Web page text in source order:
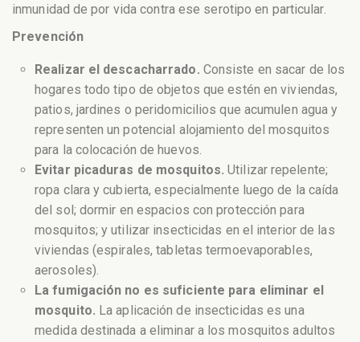
inmunidad de por vida contra ese serotipo en particular.
Prevención
Realizar el descacharrado. Consiste en sacar de los
hogares todo tipo de objetos que estén en viviendas,
patios, jardines o peridomicilios que acumulen agua y
representen un potencial alojamiento del mosquitos
para la colocación de huevos.
Evitar picaduras de mosquitos. Utilizar repelente;
ropa clara y cubierta, especialmente luego de la caída
del sol; dormir en espacios con protección para
mosquitos; y utilizar insecticidas en el interior de las
viviendas (espirales, tabletas termoevaporables,
aerosoles).
La fumigación no es suficiente para eliminar el
mosquito. La aplicación de insecticidas es una
medida destinada a eliminar a los mosquitos adultos